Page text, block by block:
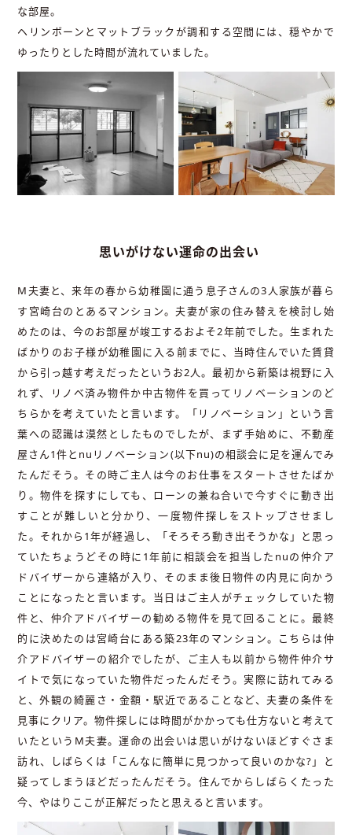
な部屋。
ヘリンボーンとマットブラックが調和する空間には、穏やかで
ゆったりとした時間が流れていました。
思いがけない運命の出会い
M夫妻と、来年の春から幼稚園に通う息子さんの3人家族が暮ら
す宮崎台のとあるマンション。夫妻が家の住み替えを検討し始
めたのは、今のお部屋が竣工するおよそ2年前でした。生まれた
ばかりのお子様が幼稚園に入る前までに、当時住んでいた賃貸
から引っ越す考えだったというお2人。最初から新築は視野に入
れず、リノベ済み物件か中古物件を買ってリノベーションのど
ちらかを考えていたと言います。「リノベーション」という言
葉への認識は漠然としたものでしたが、まず手始めに、不動産
屋さん1件とnuリノベーション(以下nu)の相談会に足を運んでみ
たんだそう。その時ご主人は今のお仕事をスタートさせたばか
り。物件を探すにしても、ローンの兼ね合いで今すぐに動き出
すことが難しいと分かり、一度物件探しをストップさせまし
た。それから1年が経過し、「そろそろ動き出そうかな」と思っ
ていたちょうどその時に1年前に相談会を担当したnuの仲介ア
ドバイザーから連絡が入り、そのまま後日物件の内見に向かう
ことになったと言います。当日はご主人がチェックしていた物
件と、仲介アドバイザーの勧める物件を見て回ることに。最終
的に決めたのは宮崎台にある築23年のマンション。こちらは仲
介アドバイザーの紹介でしたが、ご主人も以前から物件仲介サ
イトで気になっていた物件だったんだそう。実際に訪れてみる
と、外観の綺麗さ・金額・駅近であることなど、夫妻の条件を
見事にクリア。物件探しには時間がかかっても仕方ないと考えて
いたというM夫妻。運命の出会いは思いがけないほどすぐさま
訪れ、しばらくは「こんなに簡単に見つかって良いのかな?」と
疑ってしまうほどだったんだそう。住んでからしばらくたった
今、やはりここが正解だったと思えると言います。